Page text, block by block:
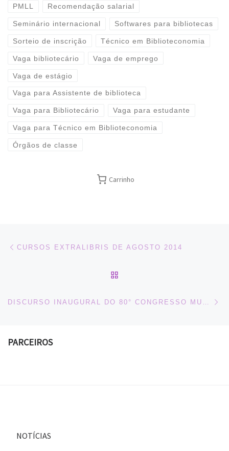
PMLL Recomendação salarial
Seminário internacional Softwares para bibliotecas
Sorteio de inscrição Técnico em Biblioteconomia
Vaga bibliotecário Vaga de emprego
Vaga de estágio
Vaga para Assistente de biblioteca
Vaga para Bibliotecário Vaga para estudante
Vaga para Técnico em Biblioteconomia
Órgãos de classe
Carrinho
Navegação do post
CURSOS EXTRALIBRIS DE AGOSTO 2014
PARCEIROS
NOTÍCIAS